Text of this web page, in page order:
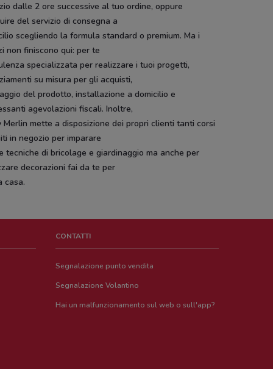
dalle 2 ore successive al tuo ordine, oppure
del servizio di consegna a
scegliendo la formula standard o premium. Ma i
non finiscono qui: per te
specializzata per realizzare i tuoi progetti,
su misura per gli acquisti,
del prodotto, installazione a domicilio e
agevolazioni fiscali. Inoltre,
Merlin mette a disposizione dei propri clienti tanti corsi
in negozio per imparare
tecniche di bricolage e giardinaggio ma anche per
decorazioni fai da te per
casa.
CONTATTI
Segnalazione punto vendita
Segnalazione Volantino
Hai un malfunzionamento sul web o sull'app?